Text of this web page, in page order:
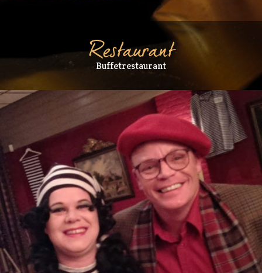
Restaurant
Buffetrestaurant